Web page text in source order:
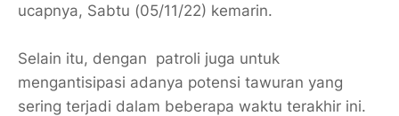
ucapnya, Sabtu (05/11/22) kemarin.
Selain itu, dengan patroli juga untuk
mengantisipasi adanya potensi tawuran yang
sering terjadi dalam beberapa waktu terakhir ini.